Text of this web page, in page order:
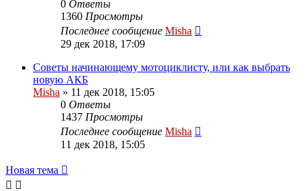
0 Ответы
1360 Просмотры
Последнее сообщение Misha
29 дек 2018, 17:09
Советы начинающему мотоциклисту, или как выбрать
новую АКБ
Misha » 11 дек 2018, 15:05
0 Ответы
1437 Просмотры
Последнее сообщение Misha
11 дек 2018, 15:05
Новая тема